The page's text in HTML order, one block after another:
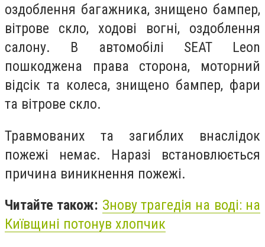
оздоблення багажника, знищено бампер,
вітрове скло, ходові вогні, оздоблення
салону. В автомобілі SEAT Leon
пошкоджена права сторона, моторний
відсік та колеса, знищено бампер, фари
та вітрове скло.
Травмованих та загиблих внаслідок
пожежі немає. Наразі встановлюється
причина виникнення пожежі.
Читайте також: Знову трагедія на воді: на
Київщині потонув хлопчик